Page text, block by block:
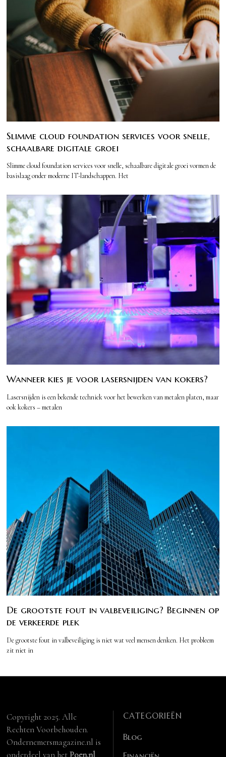
Slimme cloud foundation services voor snelle,
schaalbare digitale groei
Slimme cloud foundation services voor snelle, schaalbare digitale groei vormen de
basislaag onder moderne IT-landschappen. Het
Wanneer kies je voor lasersnijden van kokers?
Lasersnijden is een bekende techniek voor het bewerken van metalen platen, maar
ook kokers – metalen
De grootste fout in valbeveiliging? Beginnen op
de verkeerde plek
De grootste fout in valbeveiliging is niet wat veel mensen denken. Het probleem
zit niet in
Copyright 2025. Alle
Rechten Voorbehouden.
Ondernemersmagazine.nl is
onderdeel van hetPoen.nl
CATEGORIEËN
Blog